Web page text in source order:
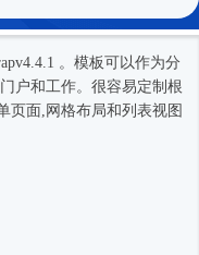
。模板可以作为分
户和工作。很容易定制根
页面,网格布局和列表视图